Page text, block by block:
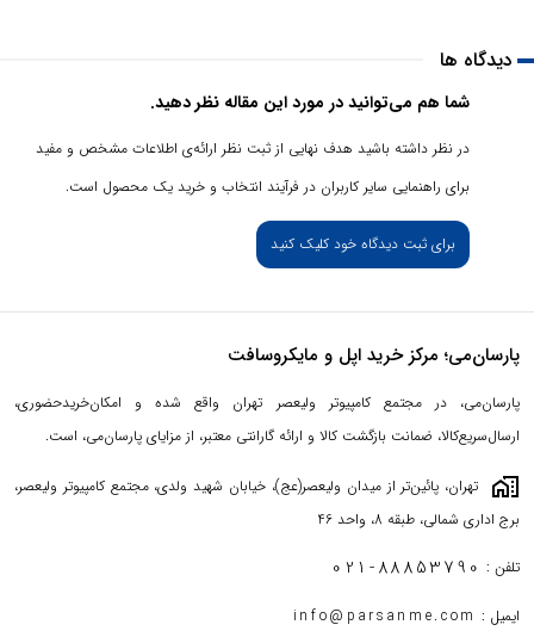
دیدگاه ها
شما هم می‌توانید در مورد این مقاله نظر دهید.
در نظر داشته باشید هدف نهایی از ثبت نظر ارائه‌ی اطلاعات مشخص و مفید
برای راهنمایی سایر کاربران در فرآیند انتخاب و خرید یک محصول است.
برای ثبت دیدگاه خود کلیک کنید
پارسان‌می؛ مرکز خرید اپل و مایکروسافت
پارسان‌می، در مجتمع کامپیوتر ولیعصر تهران واقع شده و امکان‌خریدحضوری،
ارسال‌سریع‌کالا، ضمانت بازگشت کالا و ارائه گارانتی معتبر، از مزایای پارسان‌می، است.
maps_home_work
تهران، پائین‌تر از میدان ولیعصر(عج)، خیابان شهید ولدی، مجتمع کامپیوتر ولیعصر،
برج اداری شمالی، طبقه 8، واحد 46
تلفن : 021-88853790
ایمیل : info@parsanme.com